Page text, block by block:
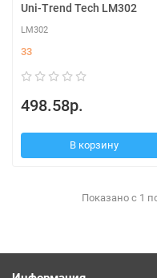
Uni-Trend Tech LM302
LM302
33
498.58р.
В корзину
Показано с 1